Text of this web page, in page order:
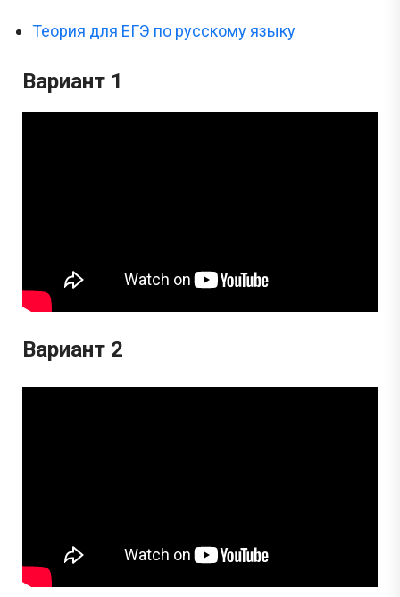
Теория для ЕГЭ по русскому языку
Вариант 1
Вариант 2